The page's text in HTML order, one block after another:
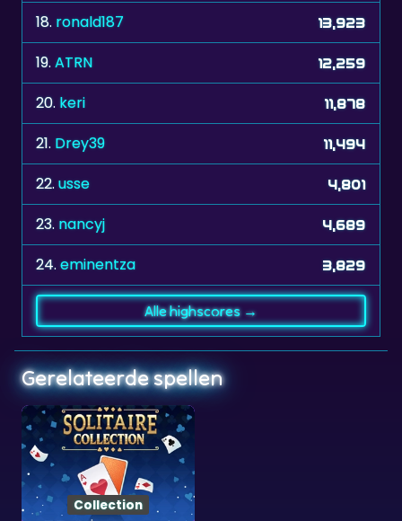
18. ronald187 13,923
19.ATRN 12,259
20. keri 11,878
21. Drey39 11,494
22.usse 4,801
23. nancyj 4,689
24.eminentza 3,829
Alle highscores →
Gerelateerde spellen
Collection